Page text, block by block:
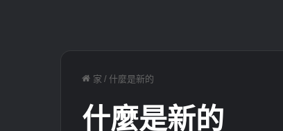
家 / 什麼是新的
什麼是新的